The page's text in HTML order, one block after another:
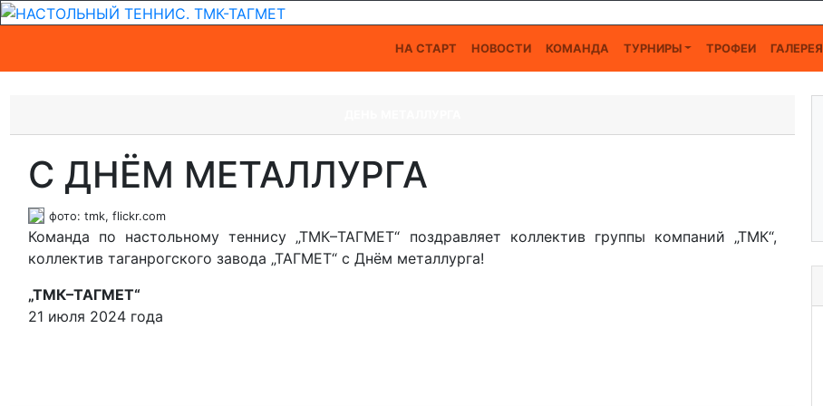
НА СТАРТ НОВОСТИ КОМАНДА ТУРНИРЫ ТРОФЕИ ГАЛЕРЕЯ
С ДНЁМ МЕТАЛЛУРГА
фото: tmk, flickr.com
Команда по настольному теннису „ТМК–ТАГМЕТ“ поздравляет коллектив группы компаний „ТМК“,
коллектив таганрогского завода „ТАГМЕТ“ с Днём металлурга!
„ТМК–ТАГМЕТ“
21 июля 2024 года